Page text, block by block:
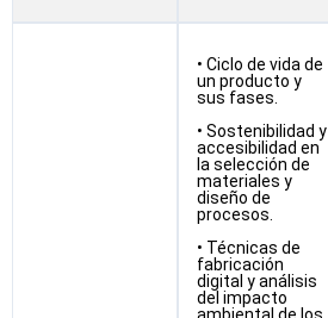
• Ciclo de vida de
un producto y
sus fases.
• Sostenibilidad y
accesibilidad en
la selección de
materiales y
diseño de
procesos.
• Técnicas de
fabricación
digital y análisis
del impacto